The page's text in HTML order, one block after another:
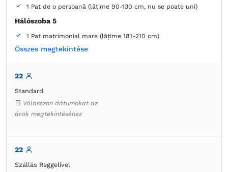
1 Pat de o persoană (lățime 90-130 cm, nu se poate uni)
Hálószoba 5
1 Pat matrimonial mare (lățime 181-210 cm)
Hálószoba 6
2 Canapea extensibilă (1 persoană)
Hálószoba 7
1 Pat matrimonial mare (lățime 181-210 cm)
Fürdőszoba 1
saját -
Fürdőszoba 2
Összes megtekintése
22
Standard
Válasszon dátumokat az
árak megtekintéséhez
22
Szállás Reggelivel